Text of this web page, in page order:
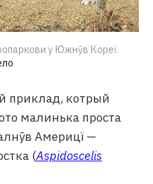
приклад, котрый
малинька проста
Америцї —
(Aspidoscelis